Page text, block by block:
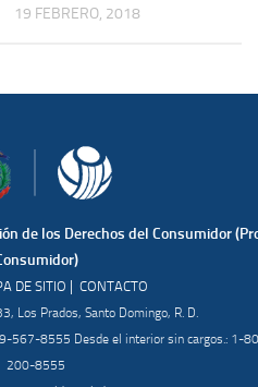
19 FEBRERO, 2018
de los Derechos del Consumidor
DE SITIO | CONTACTO
Los Prados, Santo Domingo, R. D.
567-8555 Desde el interior sin cargos.: 1-
200-8555